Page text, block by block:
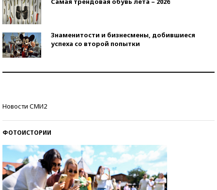
Знаменитости и бизнесмены, добившиеся
успеха со второй попытки
Новости СМИ2
ФОТОИСТОРИИ